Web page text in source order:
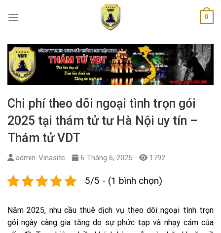
0
Chi phí theo dõi ngoại tình trọn gói
2025 tại thám tử tư Hà Nội uy tín –
Thám tử VDT
admin-Vinasite 6 Tháng 6, 2025 1792
5/5 - (1 bình chọn)
Năm 2025, nhu cầu thuê dịch vụ theo dõi ngoại tình trọn
gói ngày càng gia tăng do sự phức tạp và nhạy cảm của